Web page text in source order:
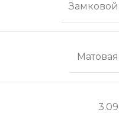
Замковой
Матовая
3.09